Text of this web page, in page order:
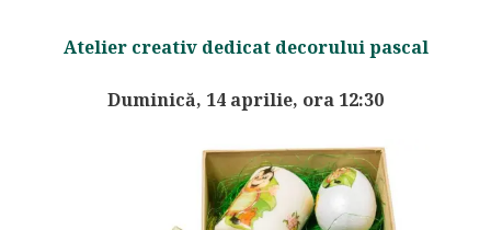
Atelier creativ dedicat decorului pascal
Duminică, 14 aprilie, ora 12:30